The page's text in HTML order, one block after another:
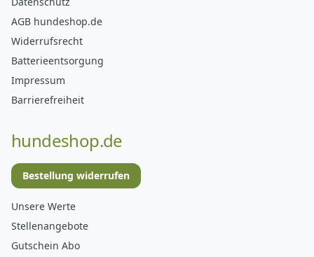
AGB hundeshop.de
Widerrufsrecht
Batterieentsorgung
Impressum
Barrierefreiheit
hundeshop.de
Bestellung widerrufen
Unsere Werte
Stellenangebote
Gutschein Abo